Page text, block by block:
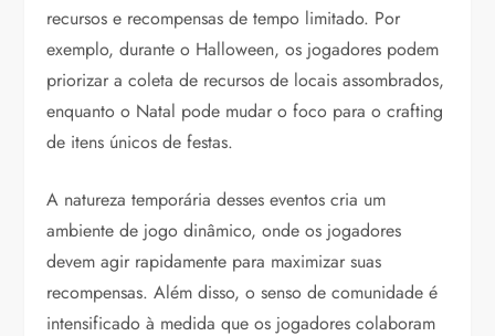
recursos e recompensas de tempo limitado. Por
exemplo, durante o Halloween, os jogadores podem
priorizar a coleta de recursos de locais assombrados,
enquanto o Natal pode mudar o foco para o crafting
de itens únicos de festas.
A natureza temporária desses eventos cria um
ambiente de jogo dinâmico, onde os jogadores
devem agir rapidamente para maximizar suas
recompensas. Além disso, o senso de comunidade é
intensificado à medida que os jogadores colaboram